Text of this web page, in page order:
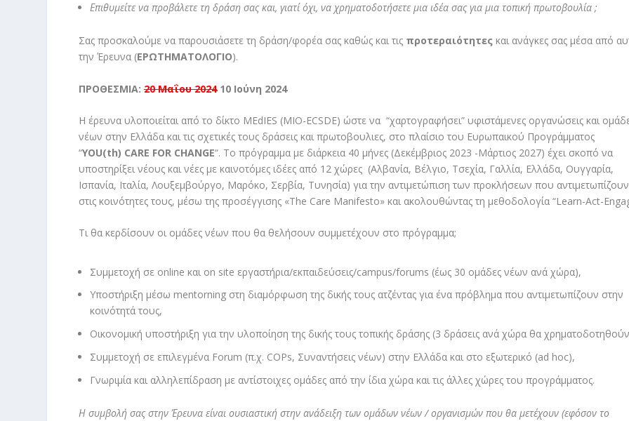
Επιθυμείτε να προβάλετε τη δράση σας και, γιατί όχι, να χρηματοδοτήσετε μια ιδέα σας για μια τοπική πρωτοβουλία ;
Σας προσκαλούμε να παρουσιάσετε τη δράση/φορέα σας καθώς και τις προτεραιότητεςκαι ανάγκες σας μέσα από
την Έρευνα (ΕΡΩΤΗΜΑΤΟΛΟΓΙΟ).
ΠΡΟΘΕΣΜΙΑ: 20 Μαΐου 202410 Ιούνη 2024
Η έρευνα υλοποιείται από το δίκτο MEdIES (MIO-ECSDE) ώστε να “χαρτογραφήσει” υφιστάμενες οργανώσεις και
νέων στην Ελλάδα και τις σχετικές τους δράσεις και πρωτοβουλιες, στο πλαίσιο του Ευρωπαικού Προγράμματος
“YOU(th) CARE FOR CHANGE“. Το πρόγραμμα με διάρκεια 40 μήνες (Δεκέμβριος 2023 -Μάρτιος 2027) έχει σκοπό να
υποστηρίξει νέους και νέες με καινοτόμες ιδέες από 12 χώρες (Αλβανία, Βέλγιο, Τσεχία, Γαλλία, Ελλάδα, Ουγγαρία,
Ισπανία, Ιταλία, Λουξεμβούργο, Μαρόκο, Σερβία, Τυνησία) για την αντιμετώπιση των προκλήσεων που αντιμετωπίζουν
στις κοινότητες τους, μέσω της προσέγγισης «The Care Manifesto» και ακολουθώντας τη μεθοδολογία “Learn-Act-
Τι θα κερδίσουν οι ομάδες νέων που θα θελήσουν συμμετέχουν στο πρόγραμμα;
Συμμετοχή σε online και on site εργαστήρια/εκπαιδεύσεις/campus/forums (έως 30 ομάδες νέων ανά χώρα),
Υποστήριξη μέσω mentorning στη διαμόρφωση της δικής τους ατζέντας για ένα πρόβλημα που αντιμετωπίζουν στην
κοινότητά τους,
Οικονομική υποστήριξη για την υλοποίηση της δικής τους τοπικής δράσης (3 δράσεις ανά χώρα θα
Συμμετοχή σε επιλεγμένα Forum (π.χ. COPs, Συναντήσεις νέων) στην Ελλάδα και στο εξωτερικό (ad hoc),
Γνωριμία και αλληλεπίδραση με αντίστοιχες ομάδες από την ίδια χώρα και τις άλλες χώρες του προγράμματος.
Η συμβολή σας στην Έρευνα είναι ουσιαστική στην ανάδειξη των ομάδων νέων / οργανισμών που θα μετέχουν (εφόσον το